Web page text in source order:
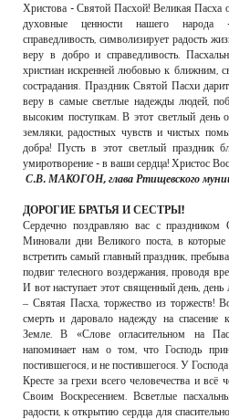
Христова - Святой Пасхой! Великая Пасха
духовные ценности нашего народа -
справедливость, символизирует радость
веру в добро и справедливость.
христиан искренней любовью к ближним,
сострадания. Праздник Святой Пасхи
веру в самые светлые надежды людей,
высоким поступкам. В этот светлый день
земляки, радостных чувств и чистых
добра! Пусть в этот светлый праздник
умиротворение - в ваши сердца! Христос
С.В. МАКОГОН, глава Ртищевского
ДОРОГИЕ БРАТЬЯ И СЕСТРЫ!
Сердечно поздравляю вас с праздником
Миновали дни Великого поста, в
встретить самый главный праздник,
подвиг телесного воздержания, проводя
И вот наступает этот священный день, день
– Святая Пасха, торжество из торжеств!
смерть и даровало надежду на
Земле. В «Слове огласительном на
напоминает нам о том, что Господь
постившегося, и не постившегося. У
Кресте за грехи всего человечества и всё
Своим Воскресением. Всветлые
радости, к открытию сердца для